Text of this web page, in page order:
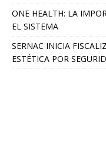
ONE HEALTH: LA
EL SISTEMA
SERNAC INICIA
ESTÉTICA POR